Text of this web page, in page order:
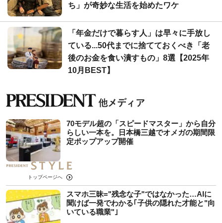
ち」が奇妙な生活を始めたワケ
「年金だけで暮らす人」は早々に手放し
ている...50代までに捨てておくべき「老
後のお金を食い潰すもの」8選【2025年
10月BEST】
70モデル超の「スピードマスター」から自分
らしい一本を。日本橋三越でオメガの期間限
定ポップアップ開催
トップページへ
スマホ三昧="残念な子"ではなかった…AIに
聞けば一発でわかる｢子供の隠れた才能と"向
いている職業"｣